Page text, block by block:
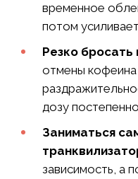
временное
потом
Резко бросать
отмены
дозу постепенно
Заниматься
зависимость, а